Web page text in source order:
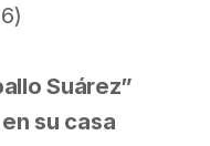
Suárez”
su casa